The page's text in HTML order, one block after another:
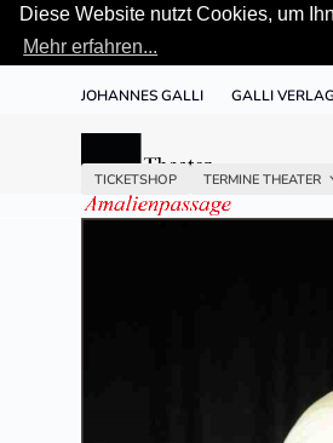
Diese Website nutzt Cookies, um
Mehr erfahren...
JOHANNES GALLI GALLI VERLAG
TICKETSHOP TERMINE THEATER